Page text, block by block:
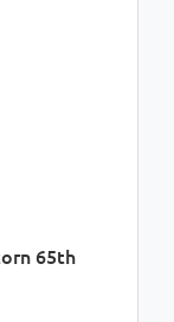
65th